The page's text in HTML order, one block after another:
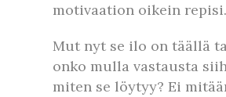
motivaation oikein repisi.
Mut nyt se ilo on täällä
onko mulla vastausta
miten se löytyy? Ei